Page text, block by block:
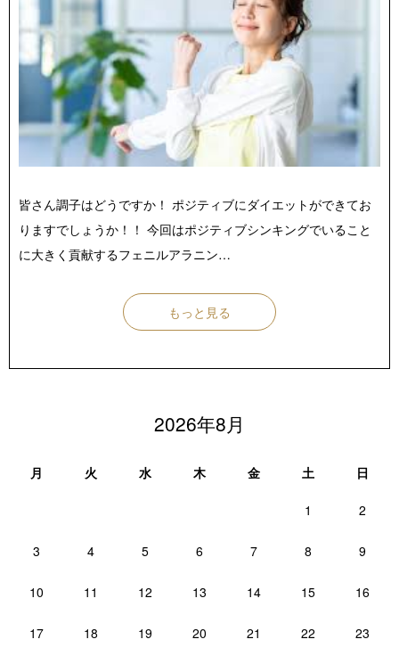
よくあるご質問
お役立ちブログ
無料体験お申し込み
皆さん調子はどうですか！ ポジティブにダイエットができてお
りますでしょうか！！ 今回はポジティブシンキングでいること
に大きく貢献するフェニルアラニン…
もっと見る
2026年8月
月 火 水 木 金 土 日
1 2
3 4 5 6 7 8 9
10 11 12 13 14 15 16
17 18 19 20 21 22 23